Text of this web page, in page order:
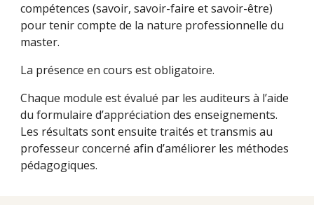
compétences (savoir, savoir-faire et savoir-être)
pour tenir compte de la nature professionnelle du
master.
La présence en cours est obligatoire.
Chaque module est évalué par les auditeurs à l’aide
du formulaire d’appréciation des enseignements.
Les résultats sont ensuite traités et transmis au
professeur concerné afin d’améliorer les méthodes
pédagogiques.